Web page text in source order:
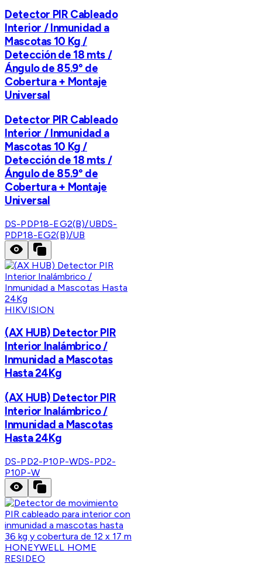
Detector PIR Cableado
Interior / Inmunidad a
Mascotas 10 Kg /
Detección de 18 mts /
Ángulo de 85.9° de
Cobertura + Montaje
Universal
Detector PIR Cableado
Interior / Inmunidad a
Mascotas 10 Kg /
Detección de 18 mts /
Ángulo de 85.9° de
Cobertura + Montaje
Universal
DS-PDP18-EG2(B)/UBDS-
PDP18-EG2(B)/UB
HIKVISION
(AX HUB) Detector PIR
Interior Inalámbrico /
Inmunidad a Mascotas
Hasta 24Kg
(AX HUB) Detector PIR
Interior Inalámbrico /
Inmunidad a Mascotas
Hasta 24Kg
DS-PD2-P10P-WDS-PD2-
P10P-W
HONEYWELL HOME
RESIDEO